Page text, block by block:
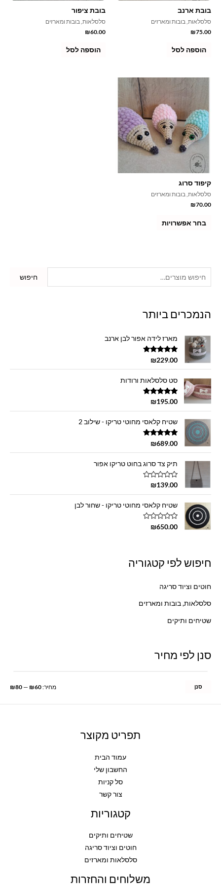
font_download סמן קישורים
חיפוש
הנמכרים ביותר
מארז לידה אפור לבן ארנב
דורג5.00
₪229.00
סט סלסלאות ורודות
דורג5.00
₪195.00
שטיח קלאסי מחוטי טריקו - שילוב 2
דורג5.00
₪689.00
תיק צד סרוג בחוט טריקו אפור
ד
ר
ג
0
מ
ו
₪139.00
שטיח קלאסי מחוטי טריקו - שחור לבן
ד
מ
ת
₪650.00
חיפוש לפי קטגוריה
חוטים וציוד סריגה
סלסלאות, בובות ומארזים
שטיחים ותיקים
סנן לפי מחיר
סנן מחיר:₪60
—
₪80
בובת ארנב
סלסלאות, בובות ומארזים
₪75.00
הוספה לסל
בובת ציפור
סלסלאות, בובות ומארזים
₪60.00
הוספה לסל
קיפוד סרוג
סלסלאות, בובות ומארזים
₪70.00
בחר אפשרויות
תפריט מקוצר
עמוד הבית
החשבון שלי
סל קניות
צור קשר
קטגוריות
שטיחים ותיקים
חוטים וציוד סריגה
סלסלאות ומארזים
משלוחים והחזרות